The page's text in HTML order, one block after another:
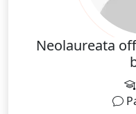
Neolaureata